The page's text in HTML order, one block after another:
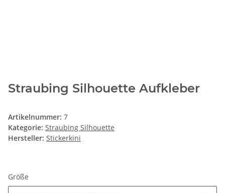
Straubing Silhouette Aufkleber
Artikelnummer: 7
Kategorie: Straubing Silhouette
Hersteller: Stickerkini
Größe